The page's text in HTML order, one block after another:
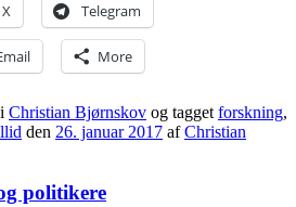
X Telegram
More
Christian Bjørnskov og tagget forskning,
den 26. januar 2017 afChristian
politikere